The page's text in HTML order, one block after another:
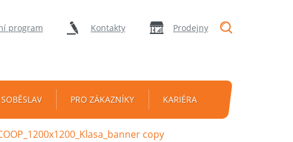
program Kontakty Prodejny
PRO ZÁKAZNÍKY KARIÉRA
copy